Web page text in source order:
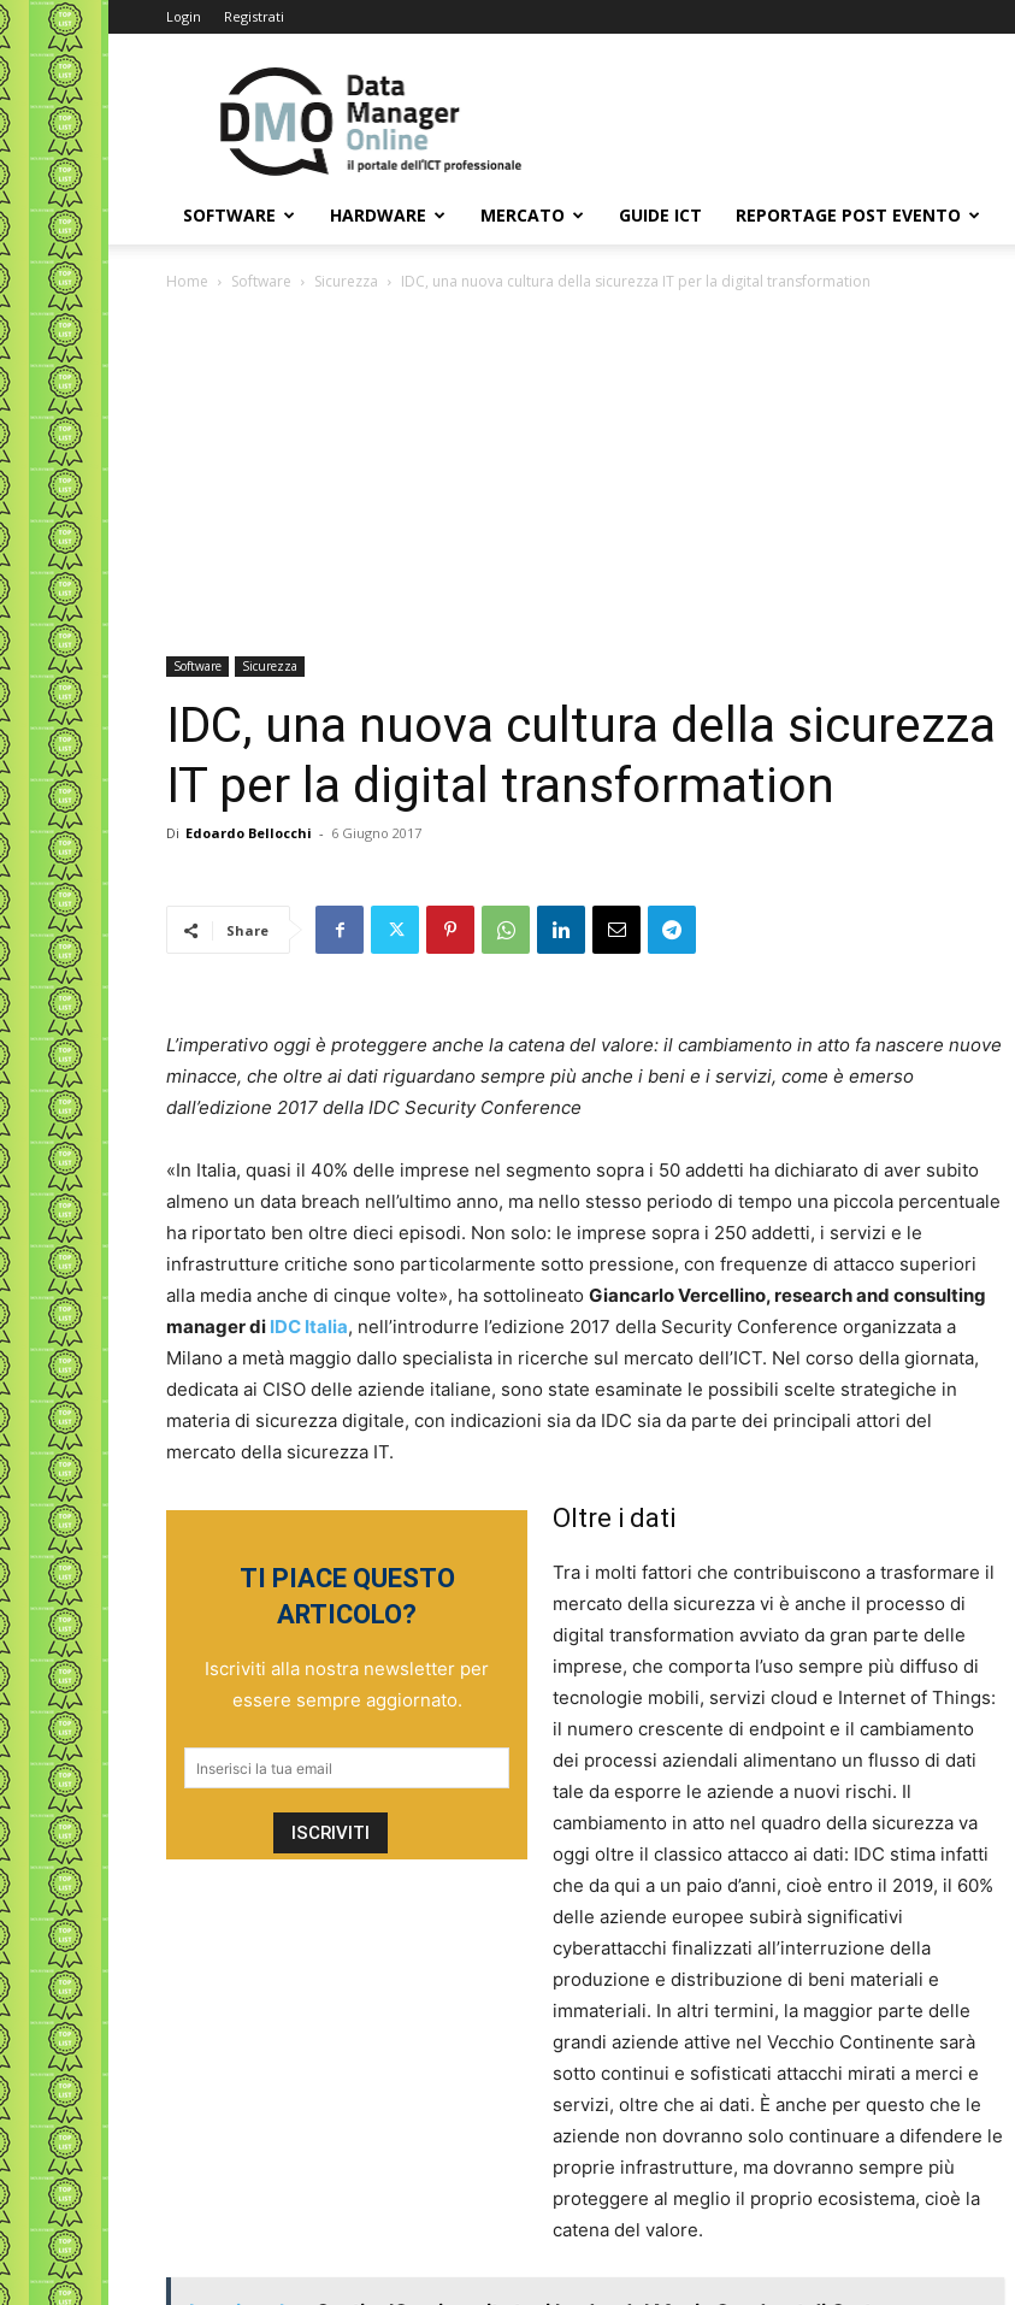
Login Registrati
Data
Manager
Online
SOFTWARE HARDWARE MERCATO GUIDE ICT REPORTAGE POST EVENTO
Home Software Sicurezza IDC, una nuova cultura della sicurezza IT per la digital transformation
Software Sicurezza
IDC, una nuova cultura della sicurezza
IT per la digital transformation
Di Edoardo Bellocchi - 6 Giugno 2017
Share
L’imperativo oggi è proteggere anche la catena del valore: il cambiamento in atto fa nascere nuove
minacce, che oltre ai dati riguardano sempre più anche i beni e i servizi, come è emerso
dall’edizione 2017 della IDC Security Conference
«In Italia, quasi il 40% delle imprese nel segmento sopra i 50 addetti ha dichiarato di aver subito
almeno un data breach nell’ultimo anno, ma nello stesso periodo di tempo una piccola percentuale
ha riportato ben oltre dieci episodi. Non solo: le imprese sopra i 250 addetti, i servizi e le
infrastrutture critiche sono particolarmente sotto pressione, con frequenze di attacco superiori
alla media anche di cinque volte», ha sottolineato Giancarlo Vercellino, research and consulting
manager di IDC Italia, nell’introdurre l’edizione 2017 della Security Conference organizzata a
Milano a metà maggio dallo specialista in ricerche sul mercato dell’ICT. Nel corso della giornata,
dedicata ai CISO delle aziende italiane, sono state esaminate le possibili scelte strategiche in
materia di sicurezza digitale, con indicazioni sia da IDC sia da parte dei principali attori del
mercato della sicurezza IT.
TI PIACE QUESTO
ARTICOLO?
Iscriviti alla nostra newsletter per
essere sempre aggiornato.
Oltre i dati
Tra i molti fattori che contribuiscono a trasformare il
mercato della sicurezza vi è anche il processo di
digital transformation avviato da gran parte delle
imprese, che comporta l’uso sempre più diffuso di
tecnologie mobili, servizi cloud e Internet of Things:
il numero crescente di endpoint e il cambiamento
dei processi aziendali alimentano un flusso di dati
tale da esporre le aziende a nuovi rischi. Il
cambiamento in atto nel quadro della sicurezza va
oggi oltre il classico attacco ai dati: IDC stima infatti
che da qui a un paio d’anni, cioè entro il 2019, il 60%
delle aziende europee subirà significativi
cyberattacchi finalizzati all’interruzione della
produzione e distribuzione di beni materiali e
immateriali. In altri termini, la maggior parte delle
grandi aziende attive nel Vecchio Continente sarà
sotto continui e sofisticati attacchi mirati a merci e
servizi, oltre che ai dati. È anche per questo che le
aziende non dovranno solo continuare a difendere le
proprie infrastrutture, ma dovranno sempre più
proteggere al meglio il proprio ecosistema, cioè la
catena del valore.